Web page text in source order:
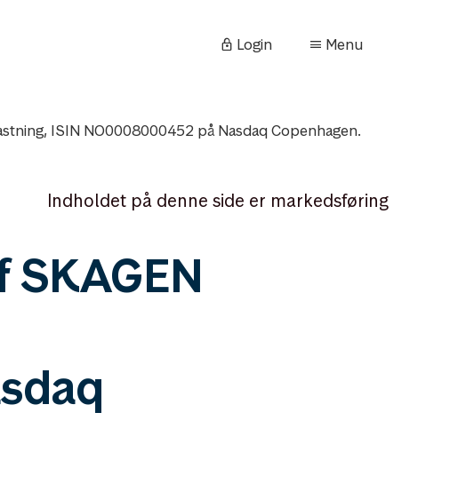
Login Menu
ISIN NO0008000452 på Nasdaq Copenhagen.
Indholdet på denne side er markedsføring